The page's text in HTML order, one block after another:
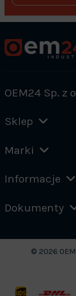
OEM24 Sp. z
Sklep
Marki
Informacje
Dokumenty
© 2026